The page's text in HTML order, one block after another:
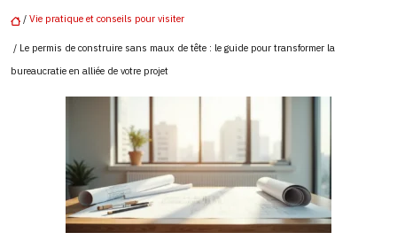
/ Vie pratique et conseils pour visiter
/ Le permis de construire sans maux de tête : le guide pour transformer la
bureaucratie en alliée de votre projet